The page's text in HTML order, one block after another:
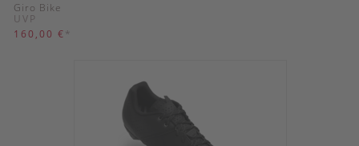
Giro Bike
UVP
160,00 € *